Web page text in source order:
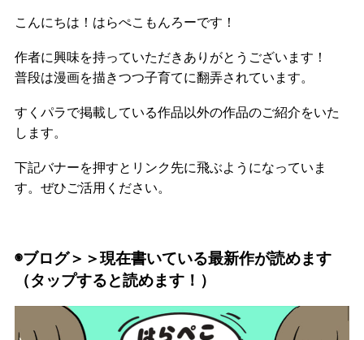
こんにちは！はらぺこもんろーです！
作者に興味を持っていただきありがとうございます！
普段は漫画を描きつつ子育てに翻弄されています。
すくパラで掲載している作品以外の作品のご紹介をいた
します。
下記バナーを押すとリンク先に飛ぶようになっていま
す。ぜひご活用ください。
◉ブログ＞＞現在書いている最新作が読めます
（タップすると読めます！）